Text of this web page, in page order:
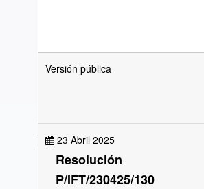
Versión pública
23 Abril 2025
Resolución
P/IFT/230425/130